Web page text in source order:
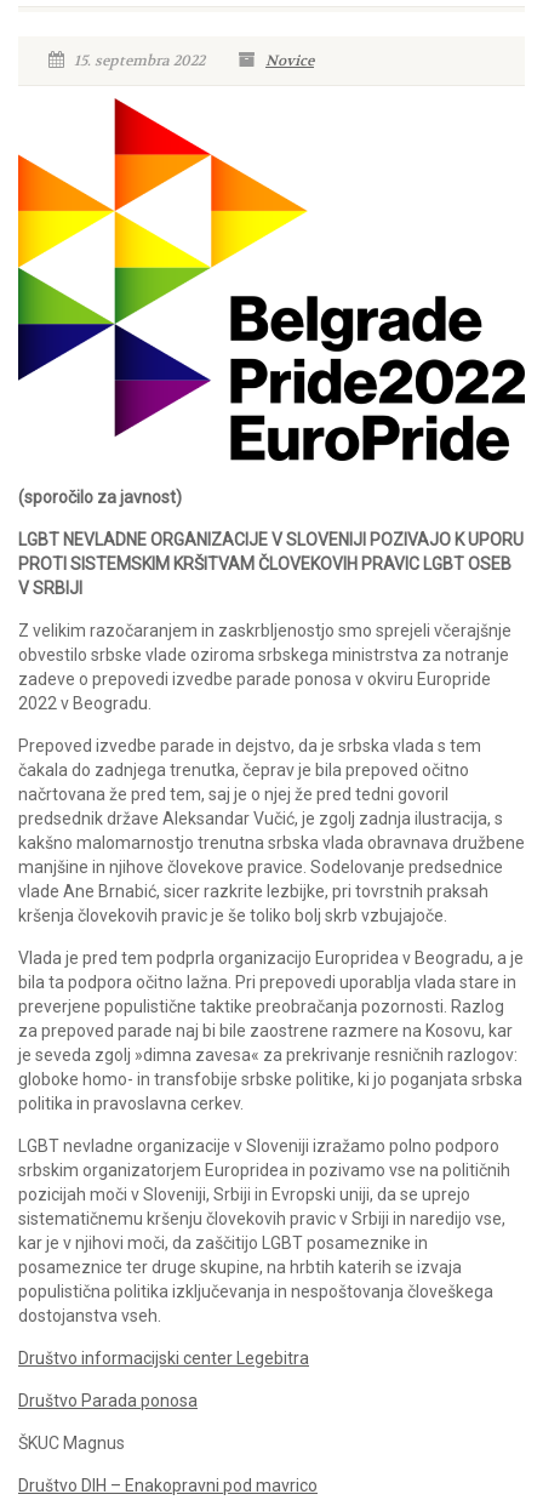
15. septembra 2022 Novice
(sporočilo za javnost)
LGBT NEVLADNE ORGANIZACIJE V SLOVENIJI POZIVAJO K UPORU
PROTI SISTEMSKIM KRŠITVAM ČLOVEKOVIH PRAVIC LGBT OSEB
V SRBIJI
Z velikim razočaranjem in zaskrbljenostjo smo sprejeli včerajšnje
obvestilo srbske vlade oziroma srbskega ministrstva za notranje
zadeve o prepovedi izvedbe parade ponosa v okviru Europride
2022 v Beogradu.
Prepoved izvedbe parade in dejstvo, da je srbska vlada s tem
čakala do zadnjega trenutka, čeprav je bila prepoved očitno
načrtovana že pred tem, saj je o njej že pred tedni govoril
predsednik države Aleksandar Vučić, je zgolj zadnja ilustracija, s
kakšno malomarnostjo trenutna srbska vlada obravnava družbene
manjšine in njihove človekove pravice. Sodelovanje predsednice
vlade Ane Brnabić, sicer razkrite lezbijke, pri tovrstnih praksah
kršenja človekovih pravic je še toliko bolj skrb vzbujajoče.
Vlada je pred tem podprla organizacijo Europridea v Beogradu, a je
bila ta podpora očitno lažna. Pri prepovedi uporablja vlada stare in
preverjene populistične taktike preobračanja pozornosti. Razlog
za prepoved parade naj bi bile zaostrene razmere na Kosovu, kar
je seveda zgolj »dimna zavesa« za prekrivanje resničnih razlogov:
globoke homo- in transfobije srbske politike, ki jo poganjata srbska
politika in pravoslavna cerkev.
LGBT nevladne organizacije v Sloveniji izražamo polno podporo
srbskim organizatorjem Europridea in pozivamo vse na političnih
pozicijah moči v Sloveniji, Srbiji in Evropski uniji, da se uprejo
sistematičnemu kršenju človekovih pravic v Srbiji in naredijo vse,
kar je v njihovi moči, da zaščitijo LGBT posameznike in
posameznice ter druge skupine, na hrbtih katerih se izvaja
populistična politika izključevanja in nespoštovanja človeškega
dostojanstva vseh.
Društvo informacijski center Legebitra
Društvo Parada ponosa
ŠKUC Magnus
Društvo DIH – Enakopravni pod mavrico